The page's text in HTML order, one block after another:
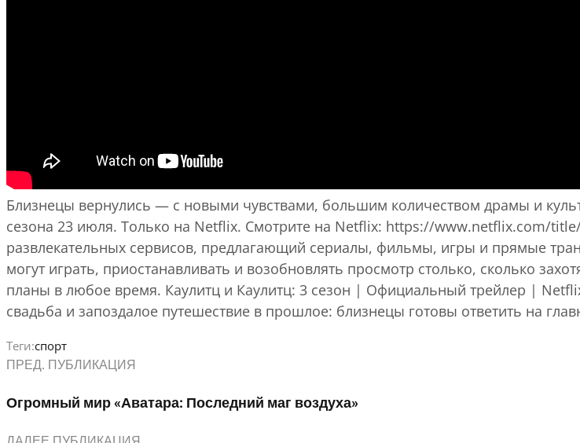
Близнецы вернулись — с новыми чувствами, большим количеством драмы и
сезона 23 июля. Только на Netflix. Смотрите на Netflix: https://www.netflix.com/
развлекательных сервисов, предлагающий сериалы, фильмы, игры и прямые
могут играть, приостанавливать и возобновлять просмотр столько, сколько
планы в любое время. Каулитц и Каулитц: 3 сезон | Официальный трейлер |
свадьба и запоздалое путешествие в прошлое: близнецы готовы ответить на
Теги:спорт
ПРЕД. ПУБЛИКАЦИЯ
Огромный мир «Аватара: Последний маг воздуха»